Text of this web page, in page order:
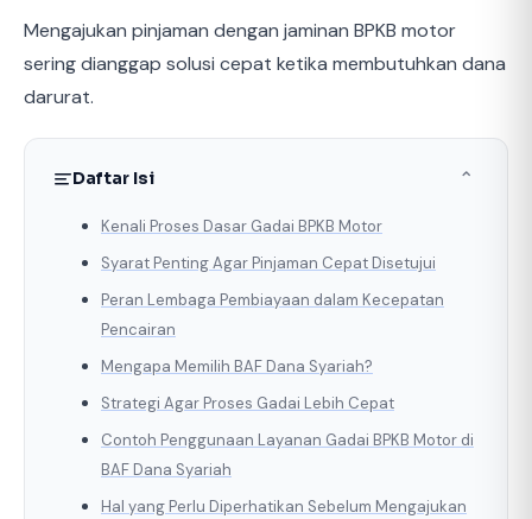
Mengajukan pinjaman dengan jaminan BPKB motor
sering dianggap solusi cepat ketika membutuhkan dana
darurat.
Daftar Isi ⌃
Kenali Proses Dasar Gadai BPKB Motor
Syarat Penting Agar Pinjaman Cepat Disetujui
Peran Lembaga Pembiayaan dalam Kecepatan
Pencairan
Mengapa Memilih BAF Dana Syariah?
Strategi Agar Proses Gadai Lebih Cepat
Contoh Penggunaan Layanan Gadai BPKB Motor di
BAF Dana Syariah
Hal yang Perlu Diperhatikan Sebelum Mengajukan